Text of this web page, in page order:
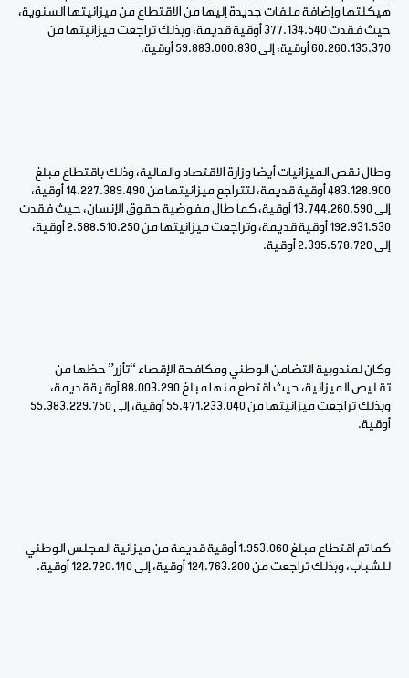
هيكلتها وإضافة ملفات جديدة إليها من الاقتطاع من ميزانيتها السنوية،
حيث فقدت 377.134.540 أوقية قديمة، وبذلك تراجعت ميزانيتها من
60.260.135.370 أوقية، إلى 59.883.000.830 أوقية.
وطال نقص الميزانيات أيضا وزارة الاقتصاد والمالية، وذلك باقتطاع مبلغ
483.128.900 أوقية قديمة، لتتراجع ميزانيتها من 14.227.389.490 أوقية،
إلى 13.744.260.590 أوقية، كما طال مفوضية حقوق الإنسان، حيث فقدت
192.931.530 أوقية قديمة، وتراجعت ميزانيتها من 2.588.510.250 أوقية،
إلى 2.395.578.720 أوقية.
وكان لمندوبية التضامن الوطني ومكافحة الإقصاء “تأزر” حظها من
تقليص الميزانية، حيث اقتطع منها مبلغ 88.003.290 أوقية قديمة،
وبذلك تراجعت ميزانيتها من 55.471.233.040 أوقية، إلى 55.383.229.750
أوقية.
كما تم اقتطاع مبلغ 1.953.060 أوقية قديمة من ميزانية المجلس الوطني
للشباب، وبذلك تراجعت من 124.763.200 أوقية، إلى 122.720.140 أوقية.